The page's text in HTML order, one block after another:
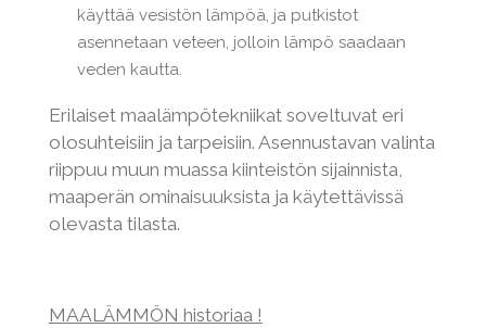
käyttää vesistön lämpöä, ja putkistot
asennetaan veteen, jolloin lämpö saadaan
veden kautta.
Erilaiset maalämpötekniikat soveltuvat eri
olosuhteisiin ja tarpeisiin. Asennustavan valinta
riippuu muun muassa kiinteistön sijainnista,
maaperän ominaisuuksista ja käytettävissä
olevasta tilasta.
MAALÄMMÖN historiaa !